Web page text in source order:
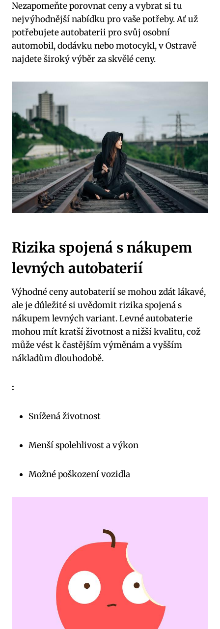
Nezapomeňte porovnat ceny a vybrat si tu
nejvýhodnější nabídku pro vaše potřeby. Ať už
potřebujete autobaterii pro svůj osobní
automobil, dodávku nebo motocykl, v Ostravě
najdete široký výběr za skvělé ceny.
Rizika spojená s nákupem
levných autobaterií
Výhodné ceny autobaterií se mohou zdát lákavé,
ale je důležité si uvědomit rizika spojená s
nákupem levných variant. Levné autobaterie
mohou mít kratší životnost a nižší kvalitu, což
může vést k častějším výměnám a vyšším
nákladům dlouhodobě.
:
Snížená životnost
Menší spolehlivost a výkon
Možné poškození vozidla